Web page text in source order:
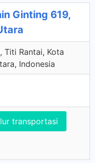
Ginting 619,
Titi Rantai, Kota
Indonesia
transportasi